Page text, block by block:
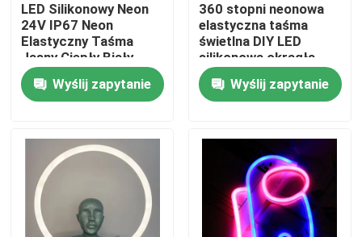
Kontrola jakości
Skontaktuj się z nami
Poprosić o wycenę
Taśma LED Neon
LED Silikonowy Neon
24V IP67 Neon
Elastyczny Taśma
Jasny Ciepły Biały
Kolor
Wyślij zapytanie
360 stopni neonowa
elastyczna taśma
świetlna DIY LED
silikonowa okrągła
rurka świetlna 24V
12W IP67Wyślij zapytanie